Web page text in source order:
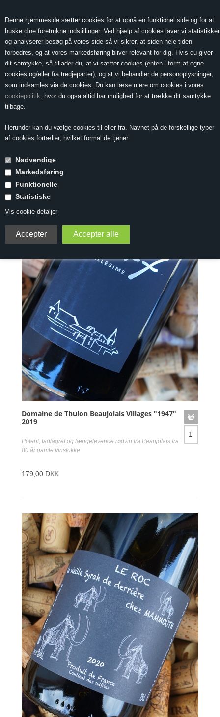
Denne hjemmeside sætter cookies for at opnå en funktionel side og for at
huske dine foretrukne indstillinger. Ved hjælp af cookies laver vi statistikker
og analyserer besøg på vores side så vi sikrer, at siden hele tiden
forbedres, og at vores markedsføring bliver relevant for dig. Hvis du giver
dit samtykke, så tillader du, at vi sætter cookies (enten i form af egne
cookies og/eller fra tredjeparter), og at vi behandler de personoplysninger,
som indsamles via de cookies. Du kan læse mere om cookies i vores
cookiepolitik, hvor du også altid har mulighed for at trække dit samtykke
tilbage.
Herunder kan du vælge cookies til eller fra. Navnet på de forskellige typer
af cookies fortæller, hvilket formål de tjener.
Nødvendige
Markedsføring
Funktionelle
Statistiske
Vis cookie detaljer
0,00
MENU
Rødvin
Rødvin med lavt indhold af garvesyre
Domaine de Thulon Beaujolais Villages "1947"
2019
Potent, fadlagret og længelevende rødvin fra Beaujolais fra
80 år gamle vinstokke.
179,00 DKK